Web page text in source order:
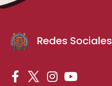
Redes Sociales